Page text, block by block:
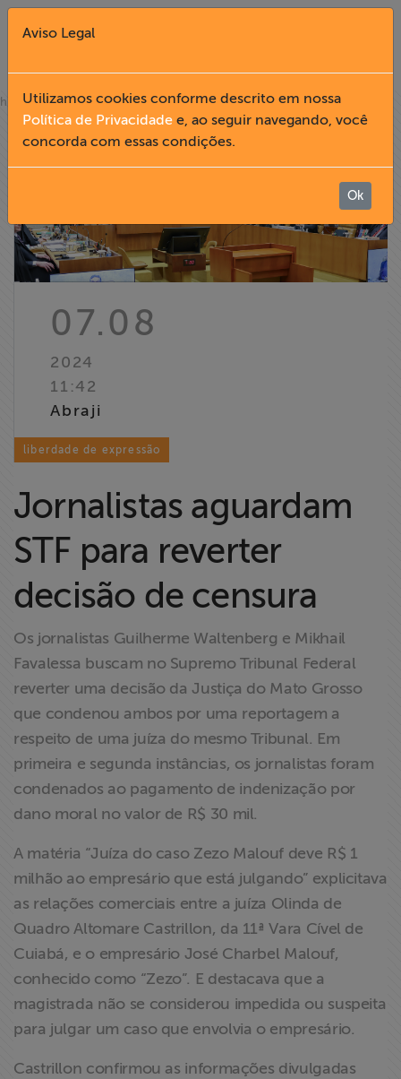
Fechar X
English
Institucional
Informação
Liberdade de
Expressão
Projetos
Proteção Legal
e Litigância
Documentários
dos
Homenageados
Associe-se
Doe para
ABRAJI
>> Conteúdo
exclusivo para
associados
Assine a nossa
newsletter
Fale Conosco
home»notícias
07.08
2024
11:42
Abraji
liberdade de expressão
Jornalistas aguardam
STF para reverter
decisão de censura
Os jornalistas Guilherme Waltenberg e Mikhail
Favalessa buscam no Supremo Tribunal Federal
reverter uma decisão da Justiça do Mato Grosso
que condenou ambos por uma reportagem a
respeito de uma juíza do mesmo Tribunal. Em
primeira e segunda instâncias, os jornalistas foram
condenados ao pagamento de indenização por
dano moral no valor de R$ 30 mil.
A matéria “Juíza do caso Zezo Malouf deve R$ 1
milhão ao empresário que está julgando” explicitava
as relações comerciais entre a juíza Olinda de
Quadro Altomare Castrillon, da 11ª Vara Cível de
Cuiabá, e o empresário José Charbel Malouf,
conhecido como “Zezo”. E destacava que a
magistrada não se considerou impedida ou suspeita
para julgar um caso que envolvia o empresário.
Castrillon confirmou as informações divulgadas
Aviso Legal
Utilizamos cookies conforme descrito em nossa
Política de Privacidade e, ao seguir navegando, você
concorda com essas condições.
Ok